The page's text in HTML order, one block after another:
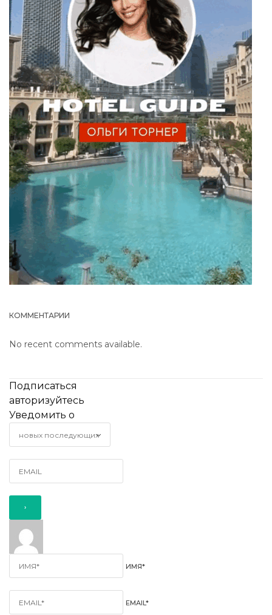
КОММЕНТАРИИ
No recent comments available.
Подписаться
авторизуйтесь
Уведомить о
ИМЯ*
EMAIL*